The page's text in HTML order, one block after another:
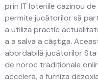
prin IT loteriile cazinou
permite jucătorilor să
a utiliza practic
a a salva a câștiga.
abordabilă jucătorilor
de noroc tradiționale
accelera, a furniza